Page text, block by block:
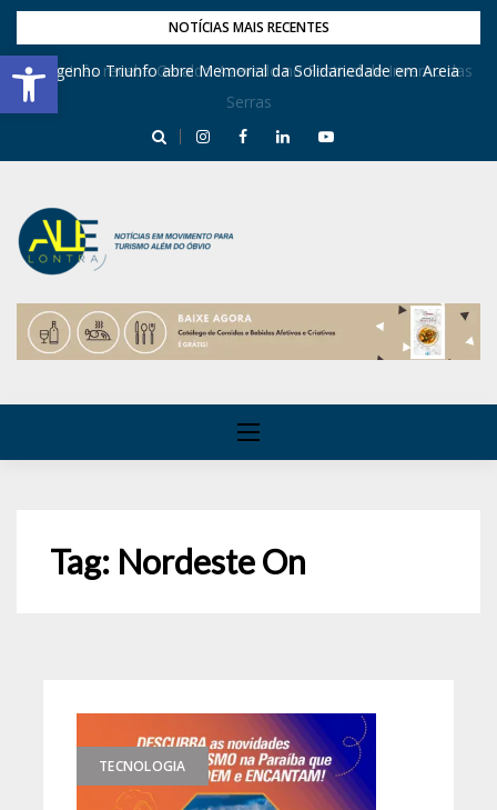
Barra de Ferramentas Aberta
NOTÍCIAS MAIS RECENTES
Dona Inês recebe Geraldo Azevedo no Festival de Inverno das
Serras
Engenho Triunfo abre Memorial da Solidariedade em Areia
Tag: Nordeste On
TECNOLOGIA